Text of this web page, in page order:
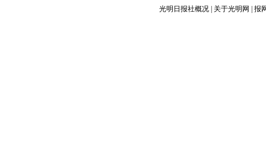
光明日报社概况 关于光明网 报